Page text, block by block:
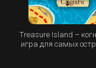
Treasure Island –
игра для самых